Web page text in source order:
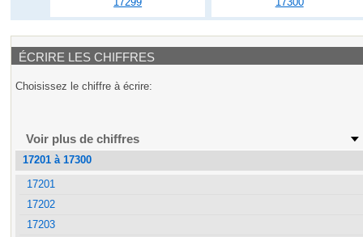
ÉCRIRE LES CHIFFRES
Choisissez le chiffre à écrire:
Voir plus de chiffres
17201 à 17300
17201
17202
17203